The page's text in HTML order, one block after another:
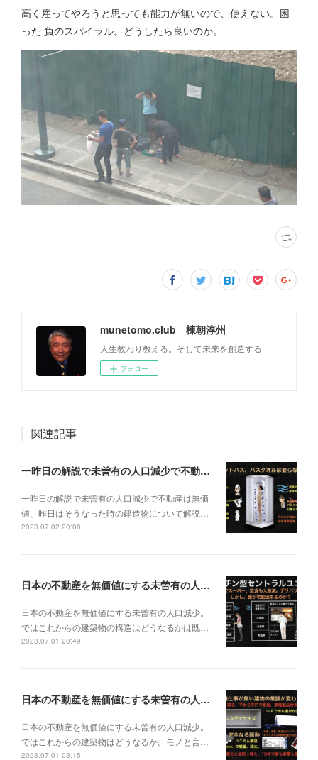
高く雇ってやろうと思っても能力が無いので、使えない。困
った 負のスパイラル。どうしたら良いのか。
munetomo.club 棟朝淳州
人生教わり教える。そして未来を創造する
フォロー
関連記事
一昨日の解説で未曽有の人口減少で不動産は無価値、昨日はそうなった時の建造物について解説、今日からはその設備について解説をして行く。
一昨日の解説で未曽有の人口減少で不動産は無価
値、昨日はそうなった時の建造物について解説…
2023.07.02 20:08
日本の不動産を無価値にする未曽有の人口減少。ではこれからの建築物の構造はどうなるかは既に解説した。今はその内部の内容。その1
日本の不動産を無価値にする未曽有の人口減少。
ではこれからの建築物の構造はどうなるかは既…
2023.07.01 20:49
日本の不動産を無価値にする未曽有の人口減少。ではこれからの建築物はどうなるか。
日本の不動産を無価値にする未曽有の人口減少。
ではこれからの建築物はどうなるか。モノと言…
2023.07.01 03:15